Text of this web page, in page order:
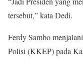
tersebut,” kata Dedi.
Ferdy Sambo
Polisi (KKEP) pada